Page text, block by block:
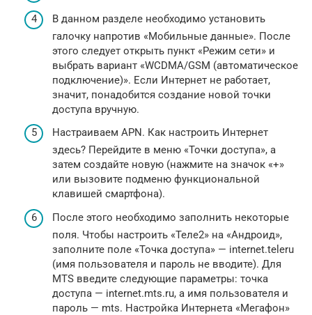
В данном разделе необходимо установить
галочку напротив «Мобильные данные». После
этого следует открыть пункт «Режим сети» и
выбрать вариант «WCDMA/GSM (автоматическое
подключение)». Если Интернет не работает,
значит, понадобится создание новой точки
доступа вручную.
Настраиваем APN. Как настроить Интернет
здесь? Перейдите в меню «Точки доступа», а
затем создайте новую (нажмите на значок «+»
или вызовите подменю функциональной
клавишей смартфона).
После этого необходимо заполнить некоторые
поля. Чтобы настроить «Теле2» на «Андроид»,
заполните поле «Точка доступа» — internet.teleru
(имя пользователя и пароль не вводите). Для
MTS введите следующие параметры: точка
доступа — internet.mts.ru, а имя пользователя и
пароль — mts. Настройка Интернета «Мегафон»